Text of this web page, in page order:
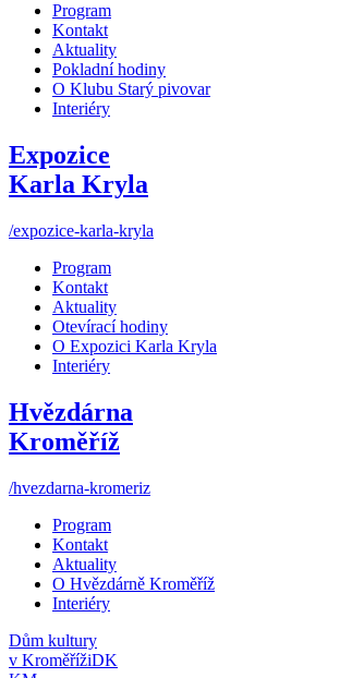
Program
Kontakt
Aktuality
Pokladní hodiny
O Klubu Starý pivovar
Interiéry
Expozice
Karla Kryla
/expozice-karla-kryla
Program
Kontakt
Aktuality
Otevírací hodiny
O Expozici Karla Kryla
Interiéry
Hvězdárna
Kroměříž
/hvezdarna-kromeriz
Program
Kontakt
Aktuality
O Hvězdárně Kroměříž
Interiéry
Dům kultury
v KroměřížiDK